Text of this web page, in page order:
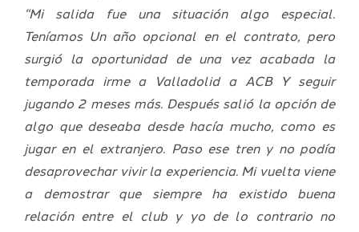
“Mi salida fue una situación algo especial.
Teníamos Un año opcional en el contrato, pero
surgió la oportunidad de una vez acabada la
temporada irme a Valladolid a ACB Y seguir
jugando 2 meses más. Después salió la opción de
algo que deseaba desde hacía mucho, como es
jugar en el extranjero. Paso ese tren y no podía
desaprovechar vivir la experiencia. Mi vuelta viene
a demostrar que siempre ha existido buena
relación entre el club y yo de lo contrario no